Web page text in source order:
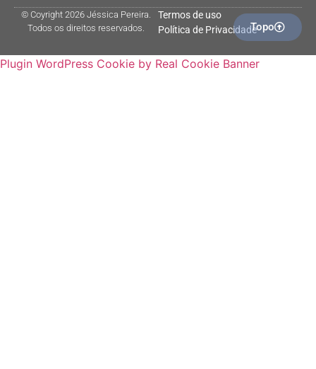
© Coyright 2026 Jéssica Pereira.
Todos os direitos reservados.
Termos de uso
Política de PrivacidadeTopo
Plugin WordPress Cookie by Real Cookie Banner